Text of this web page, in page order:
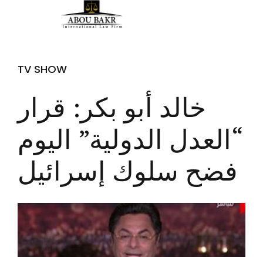
TV SHOW
خالد أبو بكر: قرار
“العدل الدولية” اليوم
فضح سلوك إسرائيل